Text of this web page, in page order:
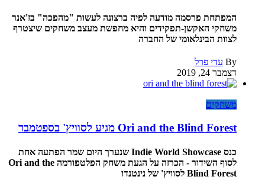
המפתחת פרסמה מודעה לפיה ברצונה לעשות "מהפכה" בז'אנר
משחקי האקשן-תפקידים והיא מחפשת מעצב משחקים שיצטרף
לצוות הבינלאומי של החברה
By עדי פרל
דצמבר 24, 2019
משחקים
Ori and the Blind Forest מגיע לסוויץ' בספטמבר
כנס Indie World Showcase שנערך היום שמר הפתעה אחת
לסוף השידור - הכרזה על הגעת משחק הפלטפורמה Ori and the
Blind Forest לסוויץ' של נינטנדו